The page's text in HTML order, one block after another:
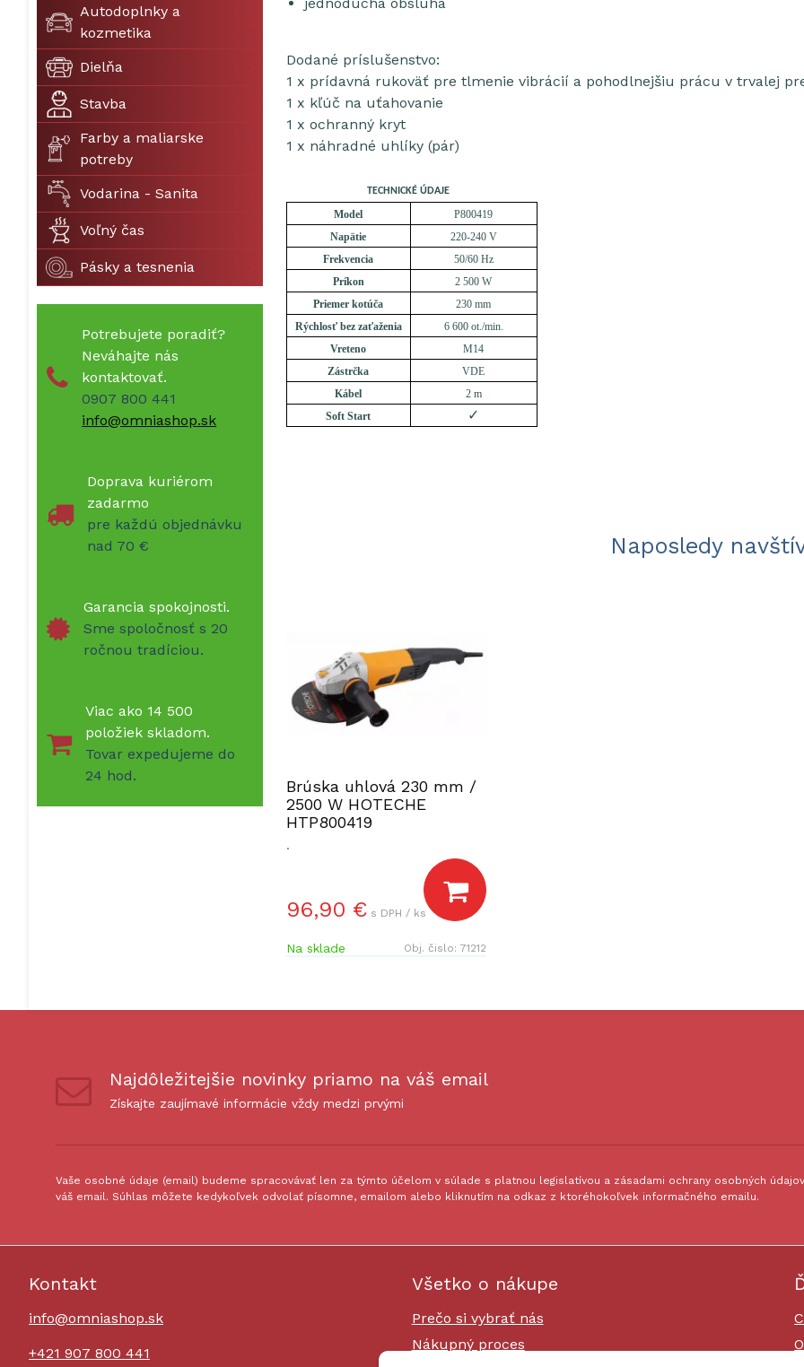
Dodané príslušenstvo:
1 x prídavná rukoväť pre tlmenie vibrácií a pohodlnejšiu prácu v trvalej
1 x kľúč na uťahovanie
1 x ochranný kryt
1 x náhradné uhlíky (pár)
TECHNICKÉ ÚDAJE
Model
P800419
Napätie
220-240 V
Frekvencia
50/60 Hz
Príkon
2 500 W
Priemer kotúča
230 mm
Rýchlosť bez zaťaženia
6 600 ot./min.
Vreteno
M14
Zástrčka
VDE
Kábel
2 m
Soft Start
✓
Naposledy
Brúska uhlová 230 mm /
2500 W HOTECHE
HTP800419
.
96,90 € s DPH / ks
Na sklade Obj. čislo:71212
Autodoplnky a
kozmetika
Dielňa
Stavba
Farby a maliarske
potreby
Vodarina - Sanita
Voľný čas
Pásky a tesnenia
Potrebujete poradiť?
Neváhajte nás
kontaktovať.
0907 800 441
info@omniashop.sk
Doprava kuriérom
zadarmo
pre každú objednávku
nad 70 €
Garancia spokojnosti.
Sme spoločnosť s 20
ročnou tradíciou.
Viac ako 14 500
položiek skladom.
Tovar expedujeme do
24 hod.
Najdôležitejšie novinky priamo na váš email
Získajte zaujímavé informácie vždy medzi prvými
Vaše osobné údaje (email) budeme spracovávať len za týmto účelom v súlade s platnou legislatívou a zásadami ochrany osobných
váš email. Súhlas môžete kedykoľvek odvolať písomne, emailom alebo kliknutím na odkaz z ktoréhokoľvek informačného emailu.
Kontakt
info@omniashop.sk
+421 907 800 441
Všetko o nákupe
Prečo si vybrať nás
Nákupný proces